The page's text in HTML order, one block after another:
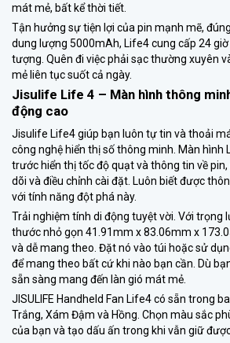
mát mẻ, bất kể thời tiết.
Tận hưởng sự tiện lợi của pin mạnh mẽ,
dung lượng 5000mAh, Life4 cung cấp 24
tượng. Quên đi việc phải sạc thường xuyên
mẻ liên tục suốt cả ngày.
Jisulife Life 4 – Màn hình thông
động cao
Jisulife Life4 giúp bạn luôn tự tin và thoải
công nghệ hiển thị số thông minh. Màn hình
trước hiển thị tốc độ quạt và thông tin về
dõi và điều chỉnh cài đặt. Luôn biết được
với tính năng đột phá này.
Trải nghiệm tính di động tuyệt vời. Với trọng
thước nhỏ gọn 41.91mm x 83.06mm x
và dễ mang theo. Đặt nó vào túi hoặc sử
để mang theo bất cứ khi nào bạn cần. Dù
sẵn sàng mang đến làn gió mát mẻ.
JISULIFE Handheld Fan Life4 có sẵn trong
Trắng, Xám Đậm và Hồng. Chọn màu sắc
của bạn và tạo dấu ấn trong khi vẫn giữ